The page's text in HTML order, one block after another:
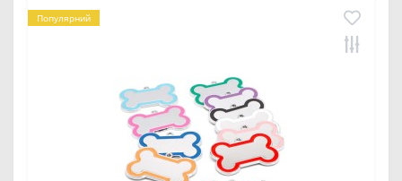
Популярний